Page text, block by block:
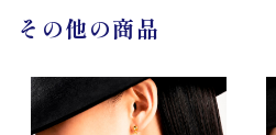
その他の商品